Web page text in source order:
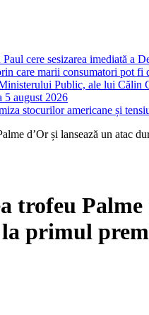
cere sesizarea imediată a
care marii consumatori pot fi
Public, ale lui Călin
5 august 2026
stocurilor americane și
d’Or și lansează un atac
Palme
primul